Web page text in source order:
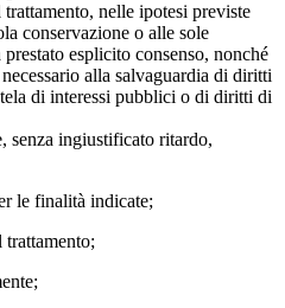
nelle ipotesi previste
conservazione o alle sole
esplicito consenso, nonché
alla salvaguardia di diritti
di interessi pubblici o di diritti di
senza ingiustificato ritardo,
le finalità indicate;
trattamento;